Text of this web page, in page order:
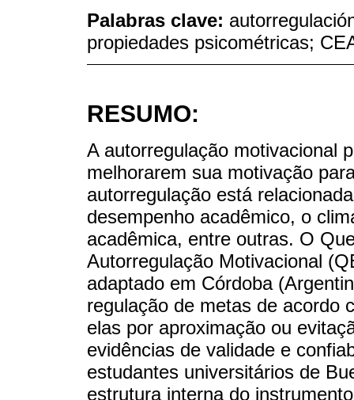
Palabras clave:
propiedades psicométricas;
RESUMO:
A autorregulação motivacional
melhorarem sua motivação
autorregulação está
desempenho acadêmico, o
acadêmica, entre outras. O
Autorregulação Motivacional
adaptado em Córdoba
regulação de metas de acordo
elas por aproximação ou
evidências de validade e
estudantes universitários de
estrutura interna do